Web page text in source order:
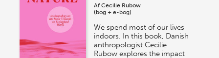
AfCecilie Rubow
(bog + e-bog)
We spend most of our lives
indoors. In this book, Danish
anthropologist Cecilie
Rubow explores the impact